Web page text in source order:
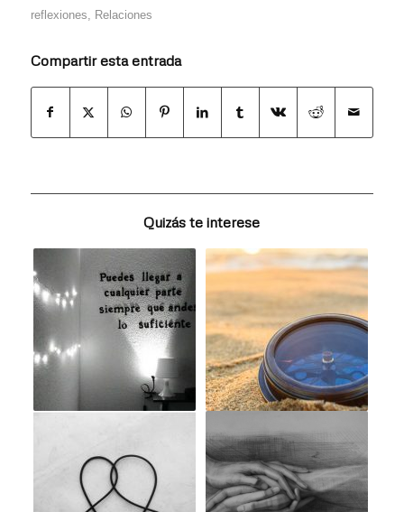
reflexiones
Relaciones
Compartir esta entrada
Quizás te interese